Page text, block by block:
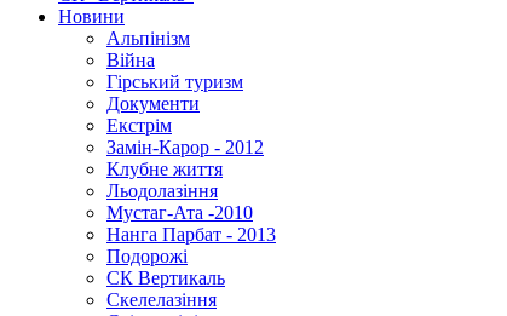
Новини
Альпінізм
Війна
Гірський туризм
Документи
Екстрім
Замін-Карор - 2012
Клубне життя
Льодолазіння
Мустаг-Ата -2010
Нанга Парбат - 2013
Подорожі
СК Вертикаль
Скелелазіння